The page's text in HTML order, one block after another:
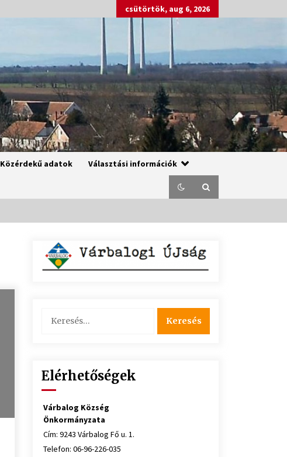
csütörtök, aug 6, 2026
Közérdekű adatok Választási információk
Elérhetőségek
Várbalog Község
Önkormányzata
Cím: 9243 Várbalog Fő u. 1.
Telefon: 06-96-226-035